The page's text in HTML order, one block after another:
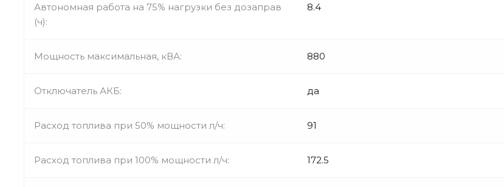
Автономная работа на 75% нагрузки без дозаправ
(ч):
8.4
Мощность максимальная, кВА: 880
Отключатель АКБ: да
Расход топлива при 50% мощности л/ч: 91
Расход топлива при 100% мощности л/ч: 172.5